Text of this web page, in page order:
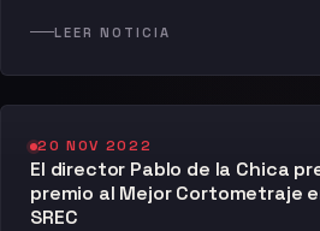
LEER NOTICIA
20 NOV 2022
El director Pablo de la Chica
premio al Mejor Cortometraje
SREC